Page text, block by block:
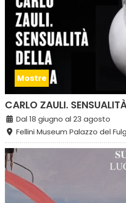
Mostre
CARLO ZAULI.
Dal 18 giugno al 23 agosto
Fellini Museum Palazzo del